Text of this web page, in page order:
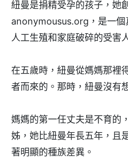
紐曼是捐精受孕的孩子，她
anonymousus.org，是一個
人工生殖和家庭破碎的受害
在五歲時，紐曼從媽媽那裡
者而來的。那時，紐曼沒有
媽媽的第一任丈夫是不育的
姊，她比紐曼年長五年，且
著明顯的種族差異。